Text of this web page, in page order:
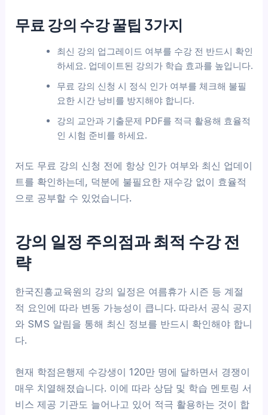
무료 강의 수강 꿀팁 3가지
최신 강의 업그레이드 여부를 수강 전 반드시 확인
하세요. 업데이트된 강의가 학습 효과를 높입니다.
무료 강의 신청 시 정식 인가 여부를 체크해 불필
요한 시간 낭비를 방지해야 합니다.
강의 교안과 기출문제 PDF를 적극 활용해 효율적
인 시험 준비를 하세요.
저도 무료 강의 신청 전에 항상 인가 여부와 최신 업데이
트를 확인하는데, 덕분에 불필요한 재수강 없이 효율적
으로 공부할 수 있었습니다.
강의 일정 주의점과 최적 수강 전
략
한국진흥교육원의 강의 일정은 여름휴가 시즌 등 계절
적 요인에 따라 변동 가능성이 큽니다. 따라서 공식 공지
와 SMS 알림을 통해 최신 정보를 반드시 확인해야 합니
다.
현재 학점은행제 수강생이 120만 명에 달하면서 경쟁이
매우 치열해졌습니다. 이에 따라 상담 및 학습 멘토링 서
비스 제공 기관도 늘어나고 있어 적극 활용하는 것이 합